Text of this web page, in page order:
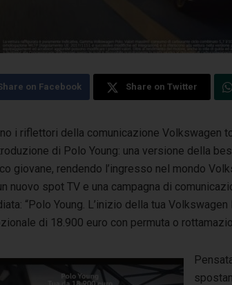
on Facebook Share on Twitter
i riflettori della comunicazione Volkswagen
di Polo Young: una versione della
giovane, rendendo l’ingresso nel mondo
nuovo spot TV e una campagna di
“Polo Young. L’inizio della tua
di 18.900 euro con permuta o